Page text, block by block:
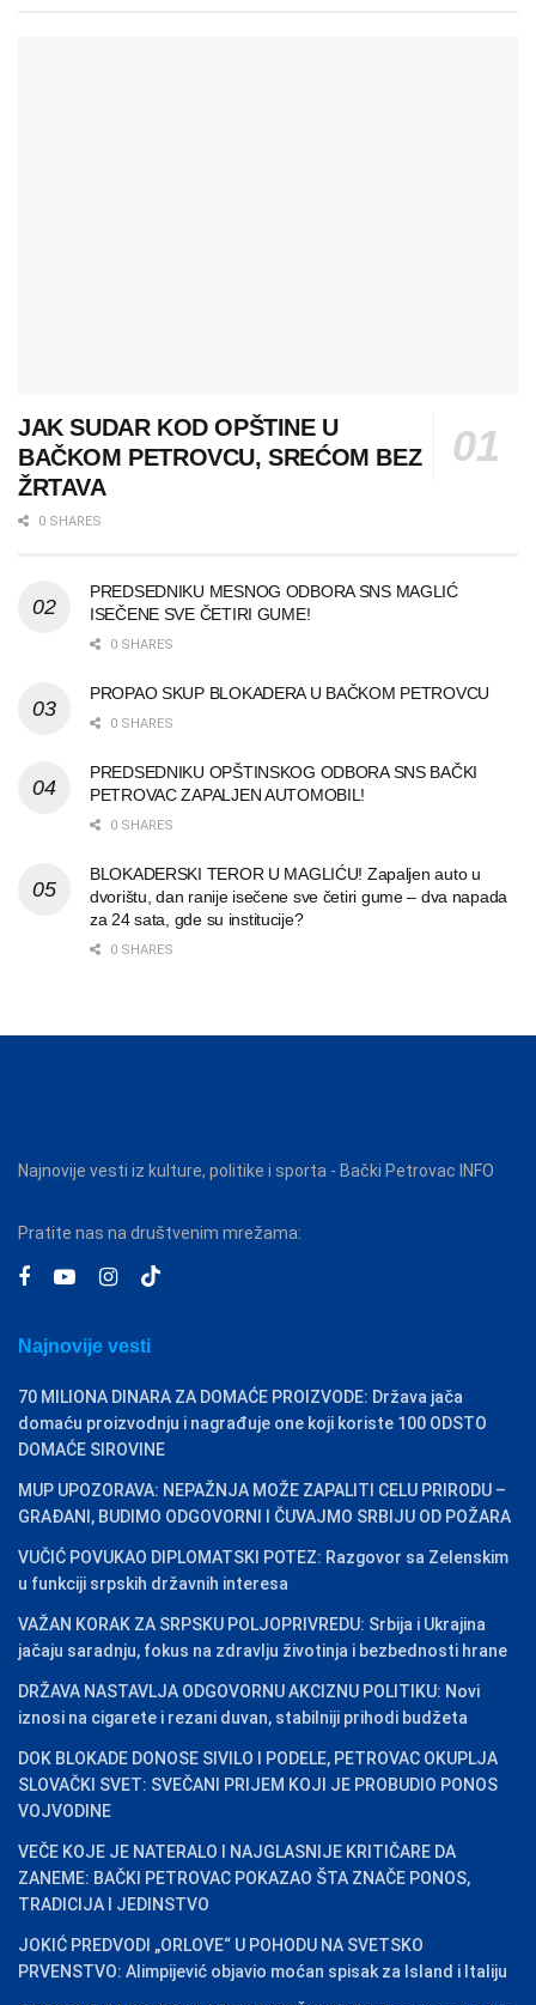
JAK SUDAR KOD OPŠTINE U
BAČKOM PETROVCU, SREĆOM BEZ
ŽRTAVA
0 SHARES
PREDSEDNIKU MESNOG ODBORA SNS MAGLIĆ
ISEČENE SVE ČETIRI GUME!
0 SHARES
PROPAO SKUP BLOKADERA U BAČKOM PETROVCU
0 SHARES
PREDSEDNIKU OPŠTINSKOG ODBORA SNS BAČKI
PETROVAC ZAPALJEN AUTOMOBIL!
0 SHARES
BLOKADERSKI TEROR U MAGLIĆU! Zapaljen auto u
dvorištu, dan ranije isečene sve četiri gume – dva napada
za 24 sata, gde su institucije?
0 SHARES
Najnovije vesti iz kulture, politike i sporta - Bački Petrovac INFO
Pratite nas na društvenim mrežama:
Najnovije vesti
70 MILIONA DINARA ZA DOMAĆE PROIZVODE: Država jača
domaću proizvodnju i nagrađuje one koji koriste 100 ODSTO
DOMAĆE SIROVINE
MUP UPOZORAVA: NEPAŽNJA MOŽE ZAPALITI CELU PRIRODU –
GRAĐANI, BUDIMO ODGOVORNI I ČUVAJMO SRBIJU OD POŽARA
VUČIĆ POVUKAO DIPLOMATSKI POTEZ: Razgovor sa Zelenskim
u funkciji srpskih državnih interesa
VAŽAN KORAK ZA SRPSKU POLJOPRIVREDU: Srbija i Ukrajina
jačaju saradnju, fokus na zdravlju životinja i bezbednosti hrane
DRŽAVA NASTAVLJA ODGOVORNU AKCIZNU POLITIKU: Novi
iznosi na cigarete i rezani duvan, stabilniji prihodi budžeta
DOK BLOKADE DONOSE SIVILO I PODELE, PETROVAC OKUPLJA
SLOVAČKI SVET: SVEČANI PRIJEM KOJI JE PROBUDIO PONOS
VOJVODINE
VEČE KOJE JE NATERALO I NAJGLASNIJE KRITIČARE DA
ZANEME: BAČKI PETROVAC POKAZAO ŠTA ZNAČE PONOS,
TRADICIJA I JEDINSTVO
JOKIĆ PREDVODI „ORLOVE“ U POHODU NA SVETSKO
PRVENSTVO: Alimpijević objavio moćan spisak za Island i Italiju